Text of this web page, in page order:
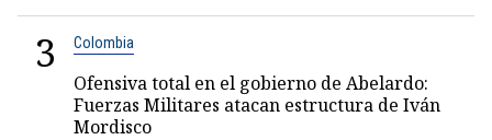
3 Colombia
Ofensiva total en el gobierno de Abelardo:
Fuerzas Militares atacan estructura de Iván
Mordisco